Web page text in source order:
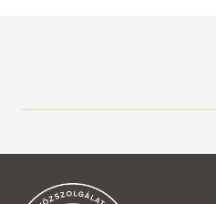
Aktuális
Hírek, események